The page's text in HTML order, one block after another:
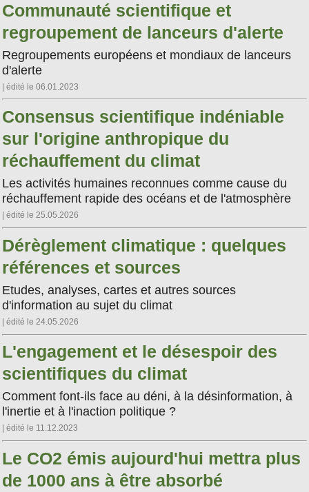
Communauté scientifique et
regroupement de lanceurs d'alerte
Regroupements européens et mondiaux de lanceurs
d'alerte
| édité le 06.01.2023
Consensus scientifique indéniable
sur l'origine anthropique du
réchauffement du climat
Les activités humaines reconnues comme cause du
réchauffement rapide des océans et de l'atmosphère
| édité le 25.05.2026
Dérèglement climatique : quelques
références et sources
Etudes, analyses, cartes et autres sources
d'information au sujet du climat
| édité le 24.05.2026
L'engagement et le désespoir des
scientifiques du climat
Comment font-ils face au déni, à la désinformation, à
l'inertie et à l'inaction politique ?
| édité le 11.12.2023
Le CO2 émis aujourd'hui mettra plus
de 1000 ans à être absorbé